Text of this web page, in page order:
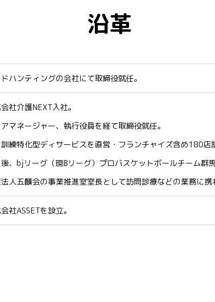
沿革
ハンティングの会社にて取締役就任。
社介護NEXT入社。
マネージャー、執行役員を経て取締役就任。
練特化型ディサービスを直営・フランチャイズ含め180店
、bjリーグ（現Bリーグ）プロバスケットボールチーム群
人五麟会の事業推進室室長として訪問診療などの業務に携
社ASSETを設立。